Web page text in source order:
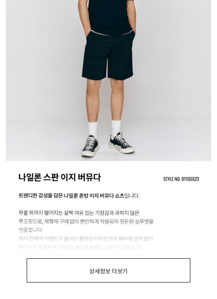
상세정보 더보기